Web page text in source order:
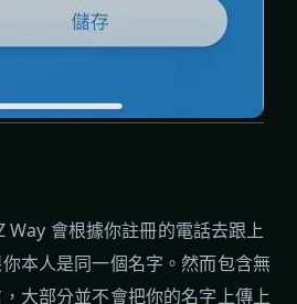
Way 會根據你註冊的電話去跟上
本人是同一個名字。然而包含無
大部分並不會把你的名字上傳上